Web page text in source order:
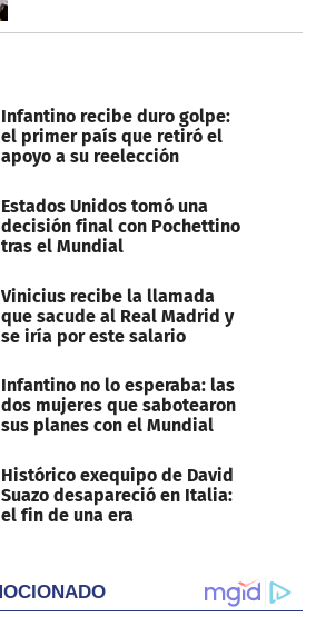
Infantino recibe duro golpe:
el primer país que retiró el
apoyo a su reelección
Estados Unidos tomó una
decisión final con Pochettino
tras el Mundial
Vinicius recibe la llamada
que sacude al Real Madrid y
se iría por este salario
Infantino no lo esperaba: las
dos mujeres que sabotearon
sus planes con el Mundial
Histórico exequipo de David
Suazo desapareció en Italia:
el fin de una era